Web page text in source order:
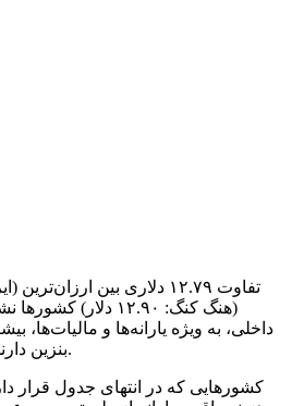
(هنگ کنگ: ۱۲.۹۰
داخلی، به ویژه یارانه‌ها و مالیات‌ها،
بنزین دارند، نه صرفاً قیمت نفت خام.
کشورهایی که در انتهای جدول قرار